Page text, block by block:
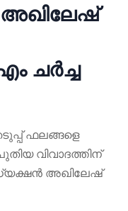
അഖിലേഷ്
ചർച്ച
ഫലങ്ങളെ
പുതിയ വിവാദത്തിന്
അധ്യക്ഷൻ അഖിലേഷ്